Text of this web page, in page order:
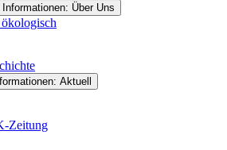
Über Uns
Aktuell
Zeitung